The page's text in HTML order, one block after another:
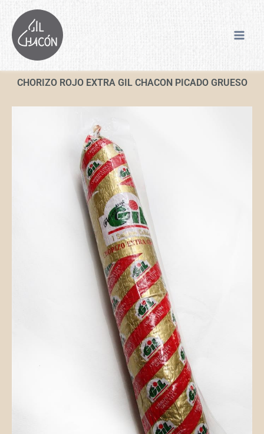
contenido
CHORIZO ROJO EXTRA GIL CHACON PICADO GRUESO